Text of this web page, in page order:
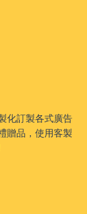
化訂製各式廣告
贈品，使用客製